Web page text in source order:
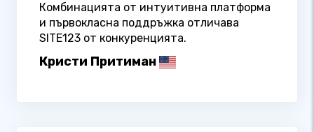
Комбинацията от интуитивна платформа
и първокласна поддръжка отличава
SITE123 от конкуренцията.
Кристи Притиман